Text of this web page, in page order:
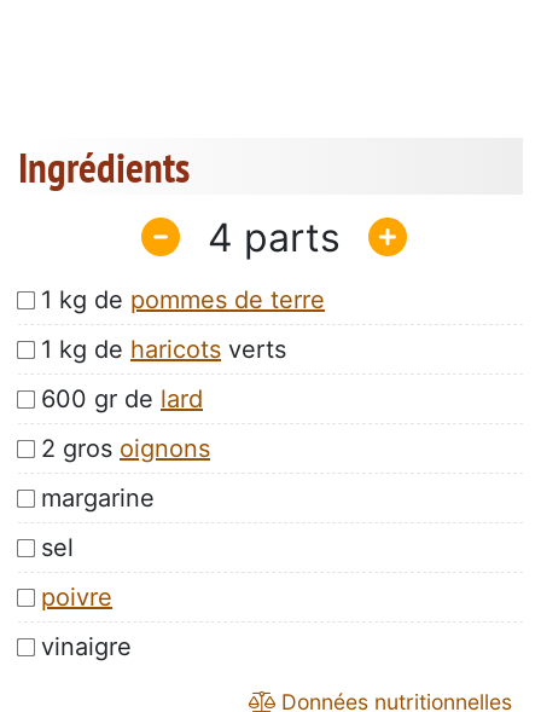
Ingrédients
4
1 kg de pommes de terre
1 kg de haricots verts
600 gr de lard
2 gros oignons
margarine
sel
poivre
vinaigre
Données nutritionnelles